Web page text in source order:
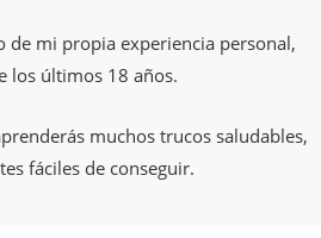
de mi propia experiencia personal,
los últimos 18 años.
muchos trucos saludables,
fáciles de conseguir.